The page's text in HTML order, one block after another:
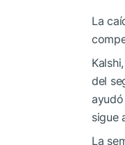
La
del
sigue
La